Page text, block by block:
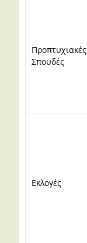
Προπτυχιακές
Σπουδές
Εκλογές